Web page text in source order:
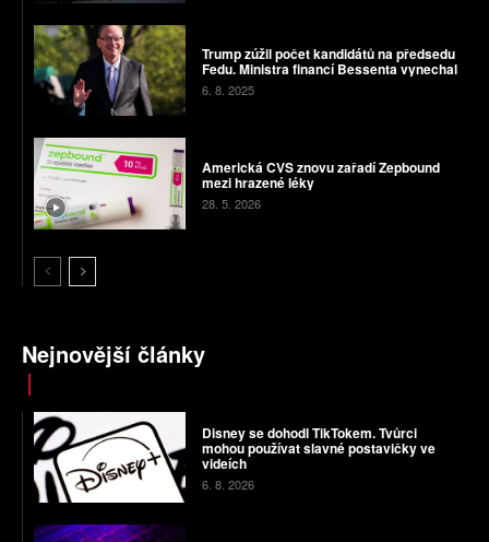
Trump zúžil počet kandidátů na předsedu
Fedu. Ministra financí Bessenta vynechal
6. 8. 2025
Americká CVS znovu zařadí Zepbound
mezi hrazené léky
28. 5. 2026
Nejnovější články
Disney se dohodl TikTokem. Tvůrci
mohou používat slavné postavičky ve
videích
6. 8. 2026